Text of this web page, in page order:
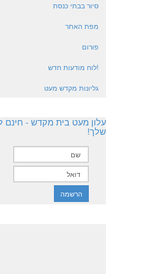
סיור בבתי כנסת
מפת האתר
פורום
!לוח מודעות חדש
גליונות מקדש מעט
עלון מעט בית מקדש - חינם
שלך!